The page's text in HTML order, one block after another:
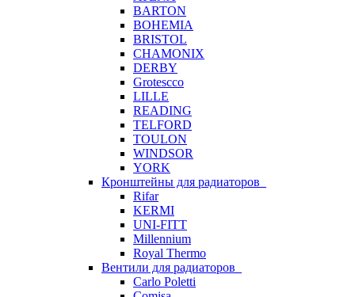
BARTON
BOHEMIA
BRISTOL
CHAMONIX
DERBY
Grotescco
LILLE
READING
TELFORD
TOULON
WINDSOR
YORK
Кронштейны для радиаторов
Rifar
KERMI
UNI-FITT
Millennium
Royal Thermo
Вентили для радиаторов
Carlo Poletti